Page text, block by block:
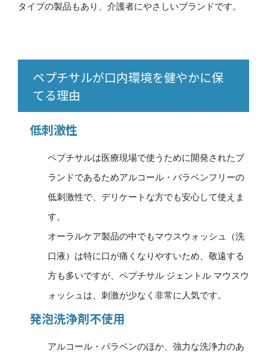
タイプの製品もあり、介護者にやさしいブランドです。
ペプチサルが口内環境を健やかに保
てる理由
低刺激性
ペプチサルは医療現場で使うために開発されたブ
ランドであるためアルコール・パラベンフリーの
低刺激性で、デリケートな方でも安心して使えま
す。
オーラルケア製品の中でもマウスウォッシュ（洗
口液）は特に口が痛くなりやすいため、敬遠する
方も多いですが、ペプチサル ジェントル マウスウ
ォッシュは、刺激が少なく非常に人気です。
発泡洗浄剤不使用
アルコール・パラベンのほか、強力な洗浄力のあ